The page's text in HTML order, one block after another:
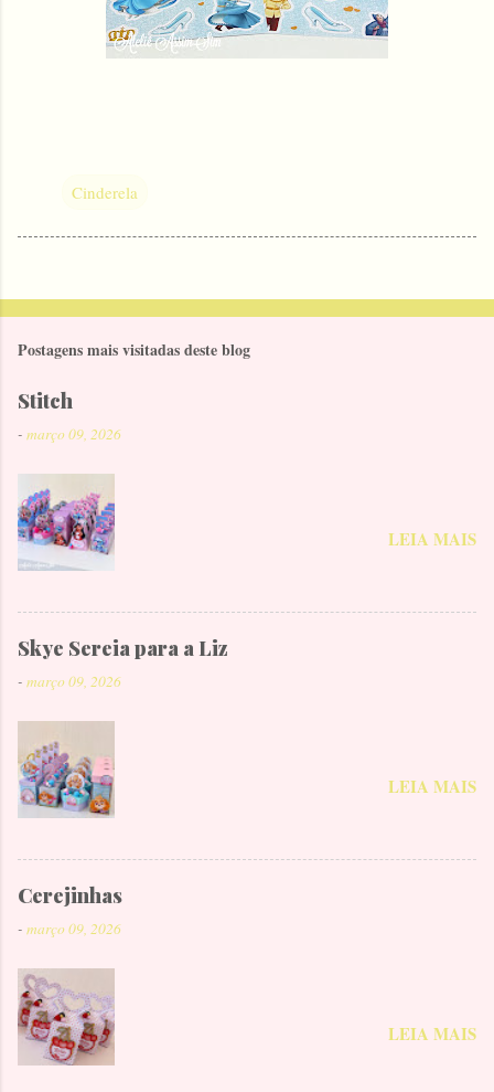
Cinderela
Postagens mais visitadas deste blog
Stitch
- março 09, 2026
LEIA MAIS
Skye Sereia para a Liz
- março 09, 2026
LEIA MAIS
Cerejinhas
- março 09, 2026
LEIA MAIS